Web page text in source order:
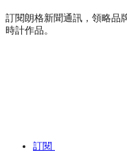
訂閱朗格新聞通訊，領略品
時計作品。
訂閱